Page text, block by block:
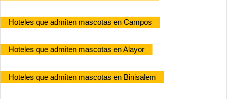
Hoteles que admiten mascotas en Campos
Hoteles que admiten mascotas en Alayor
Hoteles que admiten mascotas en Binisalem